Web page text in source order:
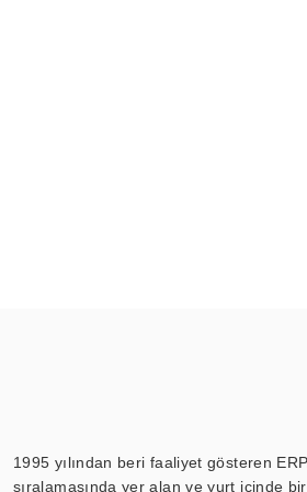
1995 yılından beri faaliyet gösteren
sıralamasında yer alan ve yurt içinde